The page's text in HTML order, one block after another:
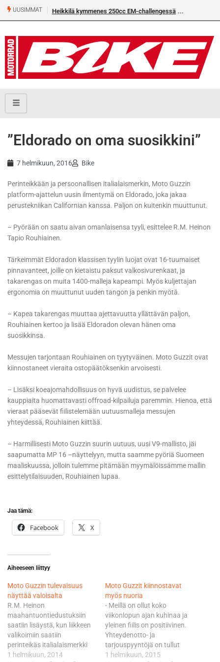
UUSIMMAT Heikkilä kymmenes 250cc EM-challengessä
”Eldorado on oma suosikkini”
7 helmikuun, 2016 Bike
Perinteikkään ja persoonallisen italialaismerkin, Moto Guzzin
platform-ajattelun uusin ilmentymä on Eldorado, joka jakaa
perustekniikan Californian kanssa. Paljon on kuitenkin muuttunut.
– Pyörään on saatu aivan omanlaisensa tyyli, esittelee R.M. Heinon
Tapio Rouhiainen.
Tärkeimmät Eldoradon klassisen tyylin luojat ovat 16-tuumaiset
pinnavanteet, joille on kietaistu paksut valkosivurenkaat, ja
takarengas on muita 1400-malleja kapeampi. Myös kuljettajan
ergonomia on muuttunut uuden tangon ja penkin myötä.
– Kapea takarengas muuttaa ajettavuutta yllättävän paljon,
Rouhiainen kertoo ja lisää Eldoradon olevan hänen oma
suosikkinsa.
Messujen tarjontaan Rouhiainen on tyytyväinen. Moto Guzzit ovat
kiinnostaneet vieraita ostopäätöksenkin arvoisesti.
– Lisäksi koeajomahdollisuus on hyvä uudistus, se palvelee
kauppiaita huomattavasti offroad-kilpailuja paremmin. Hienoa, että
vieraat pääsevät fiilistelemään uutuusmalleja messujen
yhteydessä, Rouhiainen kiittää.
– Harmillisesti Moto Guzzin suurin uutuus, uusi V9-mallisto, jäi
saapumatta MP 16 –näyttelyyn, mutta saamme pyöriä Suomeen
maaliskuussa, jolloin tulemme pitämään myymälöissämme mallin
esittelytilaisuuden, Rouhiainen lupaa.
Jaa tämä:
Facebook X
Aiheeseen liittyy
Moto Guzzin tulevaisuus
näyttää valoisalta
R.M. Heinon
maahantuontiedustuksiin
saatiin lisäystä, kun liikkeen
valikoimiin saatiin
perinteikäs italialaismerkki
Moto Guzzi. Tapio
1 helmikuun, 2014
Moto Guzzit kiinnostavat
myös nuoria
- Meillä on ollut koko
viikonlopun ajan kuhinaa ja
yleinen fiilis on positiivinen.
Yhteydenotto- ja
tarjouspyyntöjä on tullut
runsaasti, Rouhiainen toteaa
1 helmikuun, 2015